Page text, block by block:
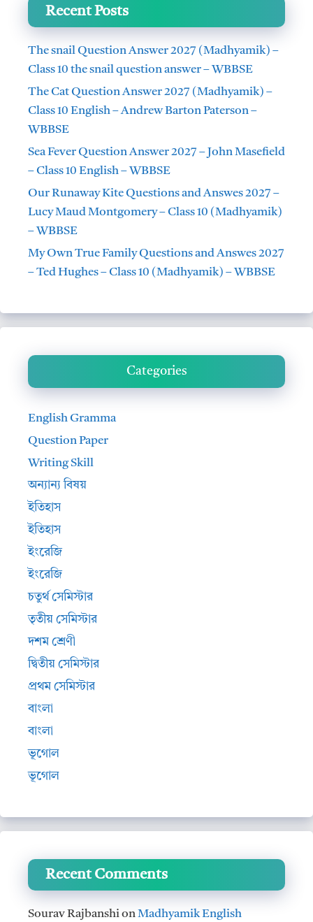
Recent Posts
The snail Question Answer 2027 (Madhyamik) –
Class 10 the snail question answer – WBBSE
The Cat Question Answer 2027 (Madhyamik) –
Class 10 English – Andrew Barton Paterson –
WBBSE
Sea Fever Question Answer 2027 – John Masefield
– Class 10 English – WBBSE
Our Runaway Kite Questions and Answes 2027 –
Lucy Maud Montgomery – Class 10 (Madhyamik)
– WBBSE
My Own True Family Questions and Answes 2027
– Ted Hughes – Class 10 (Madhyamik) – WBBSE
Categories
English Gramma
Question Paper
Writing Skill
অন্যান্য বিষয়
ইতিহাস
ইতিহাস
ইংরেজি
ইংরেজি
চতুর্থ সেমিস্টার
তৃতীয় সেমিস্টার
দশম শ্রেণী
দ্বিতীয় সেমিস্টার
প্রথম সেমিস্টার
বাংলা
বাংলা
ভূগোল
ভূগোল
Recent Comments
Sourav RajbanshionMadhyamik English